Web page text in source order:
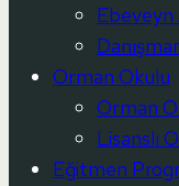
Ebeveyn
Orman Okulu
Orman
Lisanslı
Eğitmen